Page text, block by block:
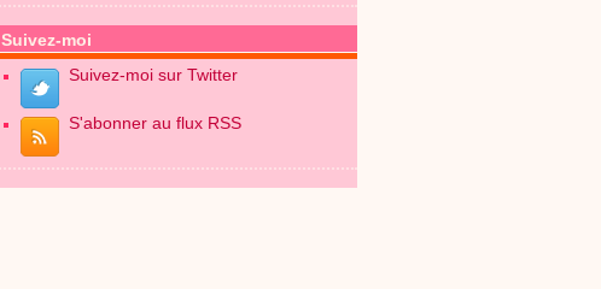
Suivez-moi
Suivez-moi sur Twitter
S'abonner au flux RSS